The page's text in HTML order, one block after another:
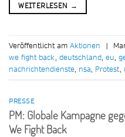
WEITERLESEN →
Veröffentlicht am Aktionen |
we fight back, deutschland, eu,
nachrichtendienste, nsa, Protest,
PRESSE
PM: Globale Kampagne
We Fight Back